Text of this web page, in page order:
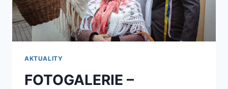
AKTUALITY
FOTOGALERIE –